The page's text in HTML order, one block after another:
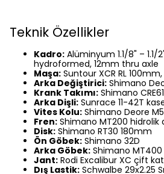
Teknik Özellikler
Kadro: Alüminyum 1.1/8" – 1.1/
hydroformed, 12mm thru axle
Maşa: Suntour XCR RL
Arka Değiştirici: Shimano
Krank Takımı: Shimano
Arka Dişli: Sunrace 11-42T
Vites Kolu: Shimano Deore
Fren: Shimano MT200 hidrolik
Disk: Shimano RT30 180mm
Ön Göbek: Shimano 32D
Arka Göbek: Shimano MT400
Jant: Rodi Excalibur XC çift
Dış Lastik: Schwalbe 29x2.25